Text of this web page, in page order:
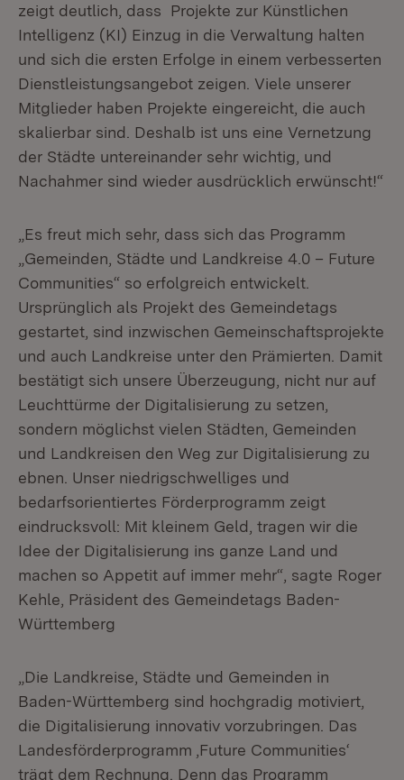
zeigt deutlich, dass Projekte zur Künstlichen
Intelligenz (KI) Einzug in die Verwaltung halten
und sich die ersten Erfolge in einem verbesserten
Dienstleistungsangebot zeigen. Viele unserer
Mitglieder haben Projekte eingereicht, die auch
skalierbar sind. Deshalb ist uns eine Vernetzung
der Städte untereinander sehr wichtig, und
Nachahmer sind wieder ausdrücklich erwünscht!“
„Es freut mich sehr, dass sich das Programm
„Gemeinden, Städte und Landkreise 4.0 – Future
Communities“ so erfolgreich entwickelt.
Ursprünglich als Projekt des Gemeindetags
gestartet, sind inzwischen Gemeinschaftsprojekte
und auch Landkreise unter den Prämierten. Damit
bestätigt sich unsere Überzeugung, nicht nur auf
Leuchttürme der Digitalisierung zu setzen,
sondern möglichst vielen Städten, Gemeinden
und Landkreisen den Weg zur Digitalisierung zu
ebnen. Unser niedrigschwelliges und
bedarfsorientiertes Förderprogramm zeigt
eindrucksvoll: Mit kleinem Geld, tragen wir die
Idee der Digitalisierung ins ganze Land und
machen so Appetit auf immer mehr“, sagte Roger
Kehle, Präsident des Gemeindetags Baden-
Württemberg
„Die Landkreise, Städte und Gemeinden in
Baden-Württemberg sind hochgradig motiviert,
die Digitalisierung innovativ vorzubringen. Das
Landesförderprogramm ‚Future Communities‘
trägt dem Rechnung. Denn das Programm